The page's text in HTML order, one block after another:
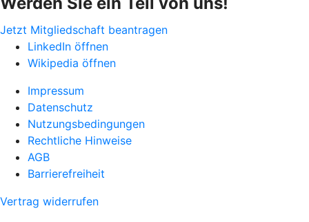
Jetzt Mitgliedschaft beantragen
LinkedIn öffnen
Wikipedia öffnen
Impressum
Datenschutz
Nutzungsbedingungen
Rechtliche Hinweise
AGB
Barrierefreiheit
Vertrag widerrufen